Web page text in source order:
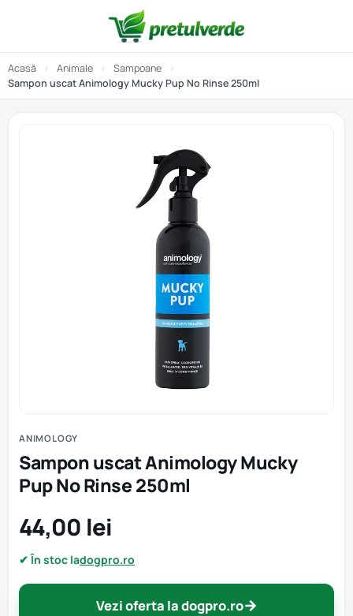
Acasă › Animale › Sampoane
›
Sampon uscat Animology Mucky Pup No Rinse 250ml
ANIMOLOGY
Sampon uscat Animology Mucky
Pup No Rinse 250ml
44,00 lei
✔ În stoc ladogpro.ro
Vezi oferta la dogpro.ro→